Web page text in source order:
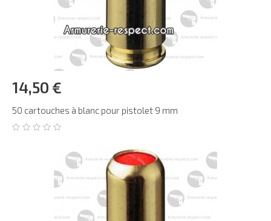
14,50 €
50 cartouches à blanc pour pistolet 9 mm